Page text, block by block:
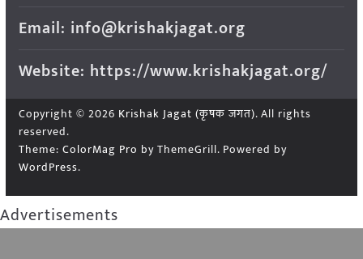
Email: info@krishakjagat.org
Website: https://www.krishakjagat.org/
Copyright © 2026 Krishak Jagat (कृषक जगत). All rights
reserved.
Theme: ColorMag Pro by ThemeGrill. Powered by
WordPress.
Advertisements